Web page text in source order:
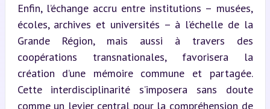
Enfin, l’échange accru entre institutions – musées,
écoles, archives et universités – à l’échelle de la
Grande Région, mais aussi à travers des
coopérations transnationales, favorisera la
création d’une mémoire commune et partagée.
Cette interdisciplinarité s’imposera sans doute
comme un levier central pour la compréhension de